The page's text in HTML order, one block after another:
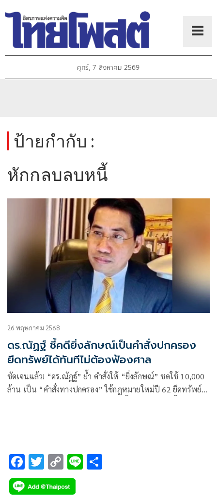
ศุกร์, 7 สิงหาคม 2569
ป้ายกำกับ :
หักกลบลบหนี้
26 พฤษภาคม 2568
ดร.ณัฏฐ์ ชี้คดียิ่งลักษณ์เป็นคำสั่งปกครอง
ยึดทรัพย์ได้ทันทีไม่ต้องฟ้องศาล
ชัดเจนแล้ว! “ดร.ณัฏฐ์” ย้ำ คำสั่งให้ “ยิ่งลักษณ์” ชดใช้ 10,000
ล้าน เป็น “คำสั่งทางปกครอง” ใช้กฎหมายใหม่ปี 62 ยึดทรัพย์ได้
F
ac
e
T
wi
tt
C
o
p
Li